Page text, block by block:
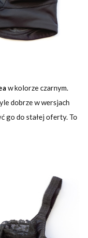
w kolorze czarnym.
dobrze w wersjach
go do stałej oferty. To